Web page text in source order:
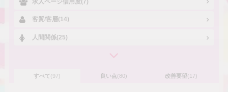
客質/客層(14)
人間関係(25)
すべて(97) 良い点(80) 改善要望 (17)